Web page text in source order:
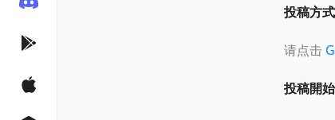
投稿方式
请点击
投稿開